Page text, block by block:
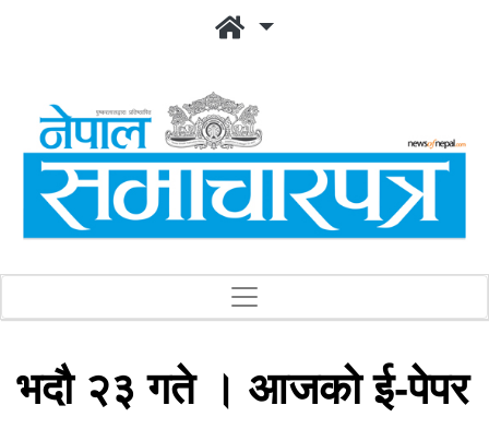
भदौ २३ गते । आजको ई-पेपर